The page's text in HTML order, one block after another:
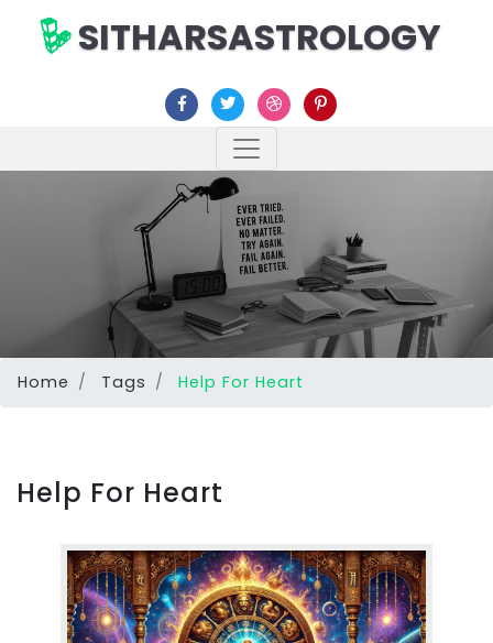
SITHARSASTROLOGY
Home Tags Help For Heart
Help For Heart